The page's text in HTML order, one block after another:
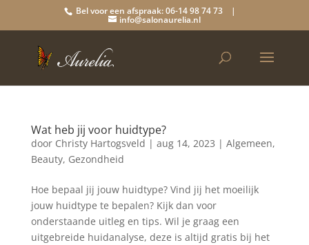
Bel voor een afspraak: 06-14 98 74 73 |
info@salonaurelia.nl
Wat heb jij voor huidtype?
door Christy Hartogsveld | aug 14, 2023 | Algemeen,
Beauty, Gezondheid
Hoe bepaal jij jouw huidtype? Vind jij het moeilijk
jouw huidtype te bepalen? Kijk dan voor
onderstaande uitleg en tips. Wil je graag een
uitgebreide huidanalyse, deze is altijd gratis bij het